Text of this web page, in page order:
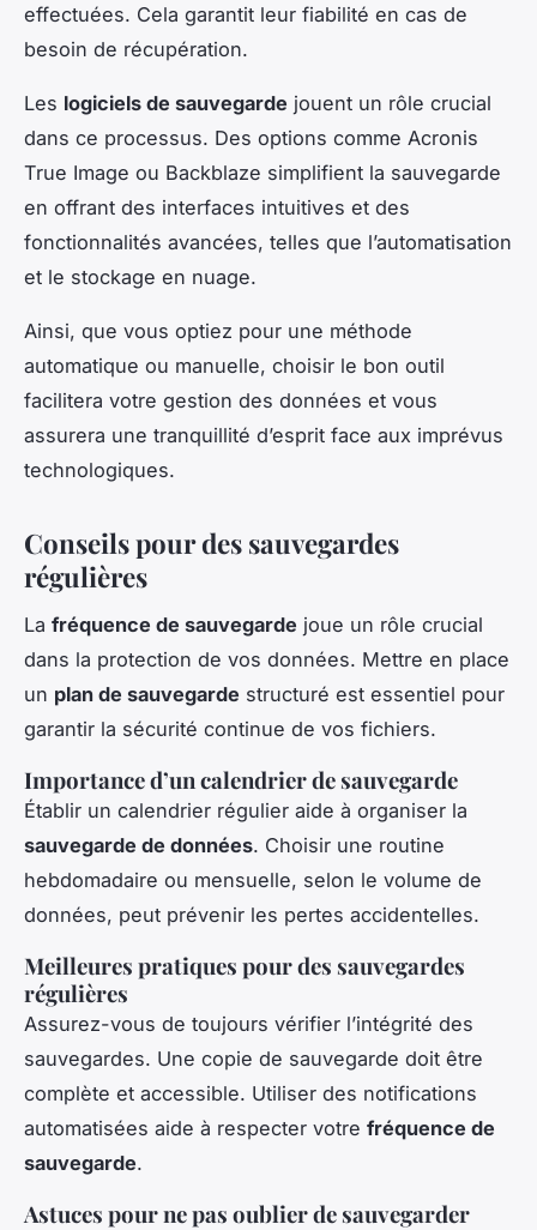
effectuées. Cela garantit leur fiabilité en cas de
besoin de récupération.
Les logiciels de sauvegarde jouent un rôle crucial
dans ce processus. Des options comme Acronis
True Image ou Backblaze simplifient la sauvegarde
en offrant des interfaces intuitives et des
fonctionnalités avancées, telles que l’automatisation
et le stockage en nuage.
Ainsi, que vous optiez pour une méthode
automatique ou manuelle, choisir le bon outil
facilitera votre gestion des données et vous
assurera une tranquillité d’esprit face aux imprévus
technologiques.
Conseils pour des sauvegardes
régulières
La fréquence de sauvegarde joue un rôle crucial
dans la protection de vos données. Mettre en place
un plan de sauvegarde structuré est essentiel pour
garantir la sécurité continue de vos fichiers.
Importance d’un calendrier de sauvegarde
Établir un calendrier régulier aide à organiser la
sauvegarde de données. Choisir une routine
hebdomadaire ou mensuelle, selon le volume de
données, peut prévenir les pertes accidentelles.
Meilleures pratiques pour des sauvegardes
régulières
Assurez-vous de toujours vérifier l’intégrité des
sauvegardes. Une copie de sauvegarde doit être
complète et accessible. Utiliser des notifications
automatisées aide à respecter votre fréquence de
sauvegarde.
Astuces pour ne pas oublier de sauvegarder